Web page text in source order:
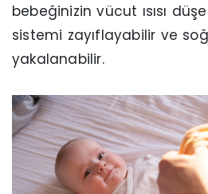
bebeğinizin vücut ısısı
sistemi zayıflayabilir ve
yakalanabilir.